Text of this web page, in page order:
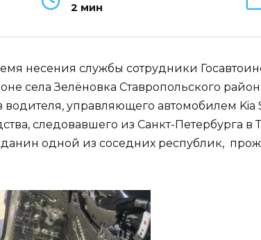
2 мин
несения службы сотрудники
села Зелёновка Ставропольского
управляющего автомобилем Kia
следовавшего из Санкт-Петербурга в
одной из соседних республик,